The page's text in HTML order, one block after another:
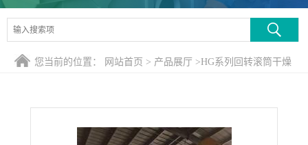
证书荣誉
联系方式
您当前的位置： 网站首页 > 产品展厅 >HG系列回转滚筒干燥